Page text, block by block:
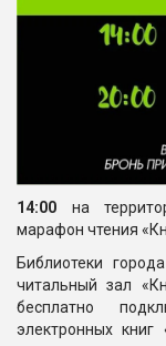
14:00 на
марафон чтения
Библиотеки
читальный зал
бесплатно
электронных книг